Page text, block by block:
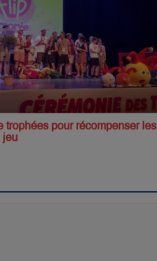
trophées pour récompenser les
jeu